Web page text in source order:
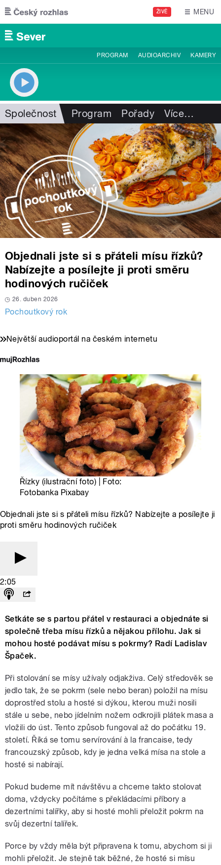
Přejít k hlavnímu obsahu
ŽIVĚ MENU
PROGRAM AUDIOARCHIV KAMERY
Společnost Program Pořady Více…
Objednali jste si s přáteli mísu řízků?
Nabízejte a posílejte ji proti směru
hodinových ručiček
26. duben 2026
Pochoutkový rok
Největší audioportál na českém internetu
Řízky (ilustrační foto) | Foto:
Fotobanka Pixabay
Objednali jste si s přáteli mísu řízků? Nabízejte a posílejte ji
proti směru hodinových ručiček
2:05
Setkáte se s partou přátel v restauraci a objednáte si
společně třeba mísu řízků a nějakou přílohu. Jak si
mohou hosté podávat mísu s pokrmy? Radí Ladislav
Špaček.
Při stolování se mísy užívaly odjakživa. Celý středověk se
jedlo tak, že se pokrm (sele nebo beran) položil na mísu
doprostřed stolu a hosté si dýkou, kterou muži nosili
stále u sebe, nebo jídelním nožem odkrojili plátek masa a
vložili do úst. Tento způsob fungoval až do počátku 19.
století. Říká se tomu servírování à la francaise, tedy
francouzský způsob, kdy je jedna velká mísa na stole a
hosté si nabírají.
Pokud budeme mít návštěvu a chceme takto stolovat
doma, vždycky počítáme s překládacími příbory a
dezertními talířky, aby si hosté mohli přeložit pokrm na
svůj dezertní talířek.
Porce by vždy měla být připravena k tomu, abychom si ji
mohli přeložit. Je stejně tak běžné, že hosté si mísu